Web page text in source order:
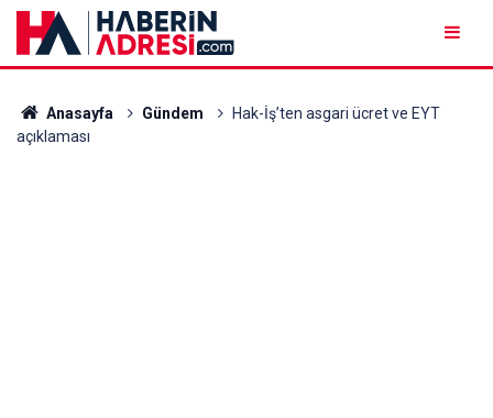
Anasayfa Gündem
Hak-İş’ten asgari ücret ve EYT
açıklaması